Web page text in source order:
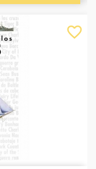
favorite_border